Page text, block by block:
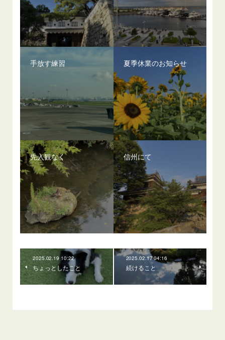
手放す練習 夏季休業のお知らせ
先入観なく 信州にて
2025.02.19 10:22
ちょっとしたこと
2025.02.17 04:16
続けること